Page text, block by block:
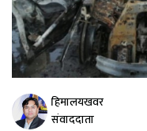
हिमालयखवर
संवाददाता